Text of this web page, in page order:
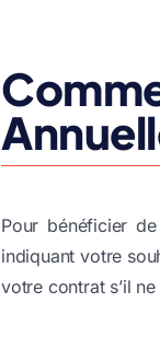
Pour bénéficier
indiquant votre
votre contrat s’il